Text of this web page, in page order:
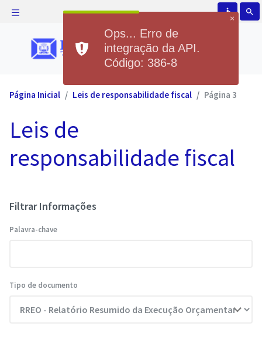
accessible search
Página Inicial Leis de responsabilidade fiscal Página 3
Leis de
responsabilidade fiscal
Filtrar Informações
Palavra-chave
Tipo de documento
×
Ops... Erro de
integração da API.
Código: 386-8